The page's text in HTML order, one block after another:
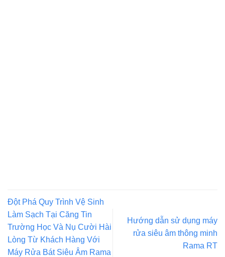
Đột Phá Quy Trình Vệ Sinh
Làm Sạch Tại Căng Tin
Trường Học Và Nụ Cười Hài
Lòng Từ Khách Hàng Với
Máy Rửa Bát Siêu Âm Rama
Hướng dẫn sử dụng máy
rửa siêu âm thông minh
Rama RT